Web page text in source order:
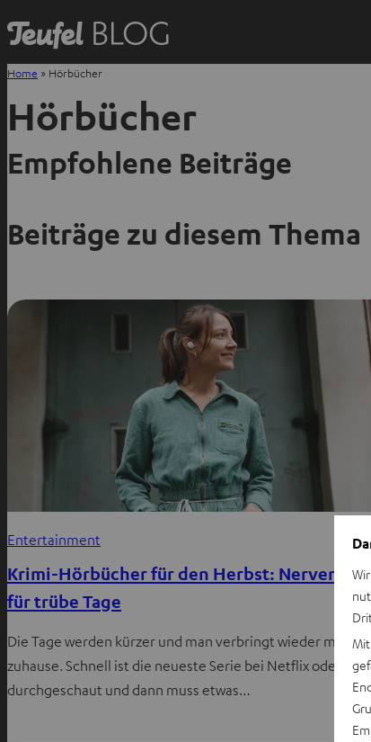
Home » Hörbücher
Hörbücher
Empfohlene Beiträge
Beiträge zu diesem Thema
Entertainment
Krimi-Hörbücher für den Herbst:
für trübe Tage
Die Tage werden kürzer und man verbringt wieder mehr
zuhause. Schnell ist die neueste Serie bei Netflix oder
durchgeschaut und dann muss etwas…